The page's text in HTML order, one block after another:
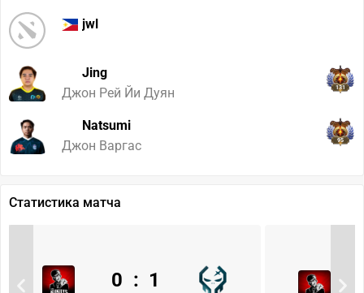
jwl
Jing
Джон Рей Йи Дуян
131
Natsumi
Джон Варгас
95
Статистика матча
0 : 1